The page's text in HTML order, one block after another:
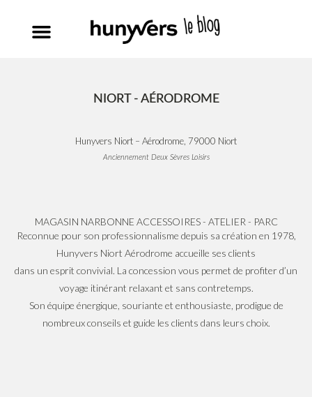
NIORT - AÉRODROME
Hunyvers Niort – Aérodrome, 79000 Niort
Anciennement Deux Sèvres Loisirs
MAGASIN NARBONNE ACCESSOIRES - ATELIER - PARC
Reconnue pour son professionnalisme depuis sa création en 1978,
Hunyvers Niort Aérodrome accueille ses clients
dans un esprit convivial. La concession vous permet de profiter d’un
voyage itinérant relaxant et sans contretemps.
Son équipe énergique, souriante et enthousiaste, prodigue de
nombreux conseils et guide les clients dans leurs choix.